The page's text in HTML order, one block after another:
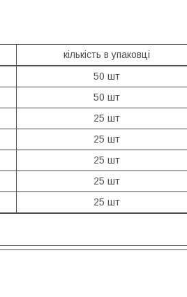
кількість в упаковці
50 шт
50 шт
25 шт
25 шт
25 шт
25 шт
25 шт